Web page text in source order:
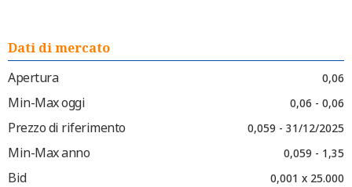
Dati di mercato
Apertura
0,06
Min-Max oggi 0,06 - 0,06
Prezzo di riferimento 0,059 - 31/12/2025
Min-Max anno 0,059 - 1,35
Bid 0,001 x 25.000